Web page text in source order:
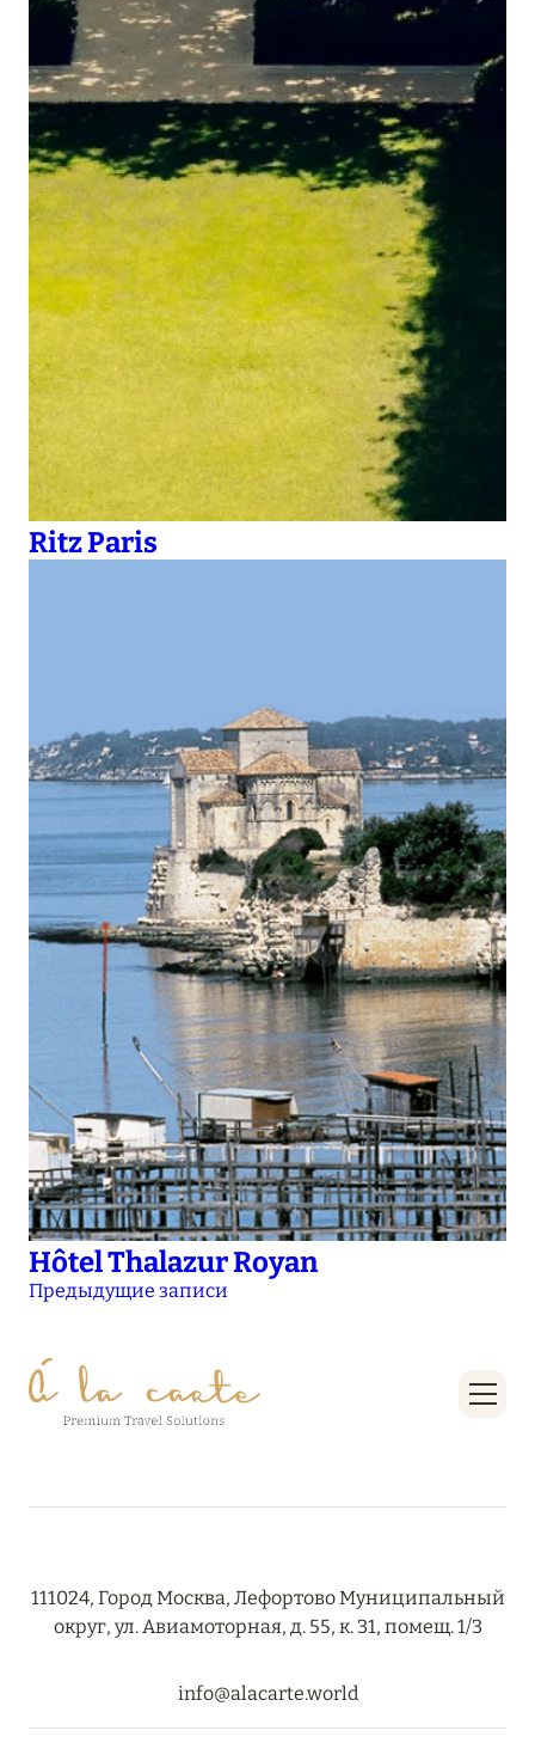
Ritz Paris
Hôtel Thalazur Royan
Навигация
записям
Предыдущие записи
111024, Город Москва, Лефортово Муниципальный
округ, ул. Авиамоторная, д. 55, к. 31, помещ. 1/3
info@alacarte.world